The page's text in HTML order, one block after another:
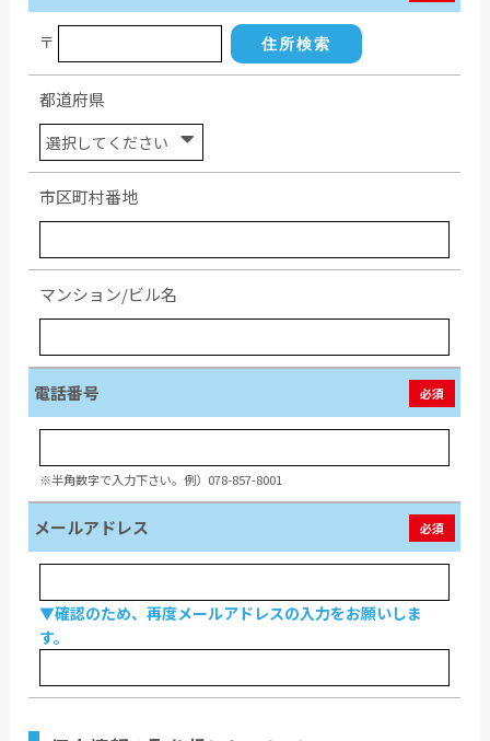
〒 住所検索
都道府県
市区町村番地
マンション/ビル名
電話番号 必須
※半角数字で入力下さい。例）078-857-8001
メールアドレス 必須
▼確認のため、再度メールアドレスの入力をお願いしま
す。